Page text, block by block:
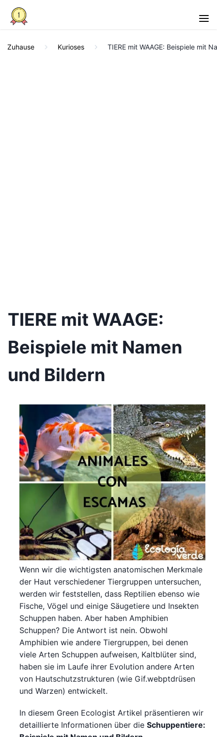
Zuhause Kurioses TIERE mit WAAGE: Beispiele mit
TIERE mit WAAGE:
Beispiele mit Namen
und Bildern
Wenn wir die wichtigsten anatomischen Merkmale
der Haut verschiedener Tiergruppen untersuchen,
werden wir feststellen, dass Reptilien ebenso wie
Fische, Vögel und einige Säugetiere und Insekten
Schuppen haben. Aber haben Amphibien
Schuppen? Die Antwort ist nein. Obwohl
Amphibien wie andere Tiergruppen, bei denen
viele Arten Schuppen aufweisen, Kaltblüter sind,
haben sie im Laufe ihrer Evolution andere Arten
von Hautschutzstrukturen (wie Gif.webptdrüsen
und Warzen) entwickelt.
In diesem Green Ecologist Artikel präsentieren wir
detaillierte Informationen über die Schuppentiere: